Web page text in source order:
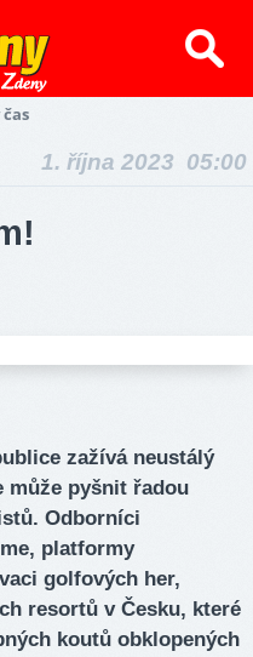
1. října 2023 05:00
zažívá neustálý
může pyšnit řadou
Odborníci
platformy
golfových her,
resortů v Česku, které
koutů obklopených